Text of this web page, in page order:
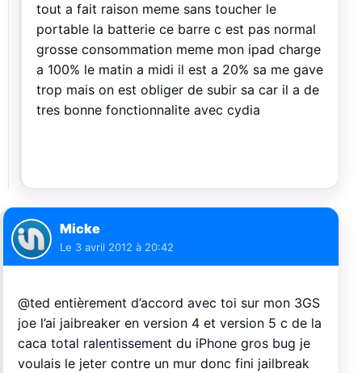
tout a fait raison meme sans toucher le
portable la batterie ce barre c est pas normal
grosse consommation meme mon ipad charge
a 100% le matin a midi il est a 20% sa me gave
trop mais on est obliger de subir sa car il a de
tres bonne fonctionnalite avec cydia
Micke
Le 3 avril 2012 à 20:42
@ted entièrement d’accord avec toi sur mon 3GS
joe l’ai jaibreaker en version 4 et version 5 c de la
caca total ralentissement du iPhone gros bug je
voulais le jeter contre un mur donc fini jailbreak